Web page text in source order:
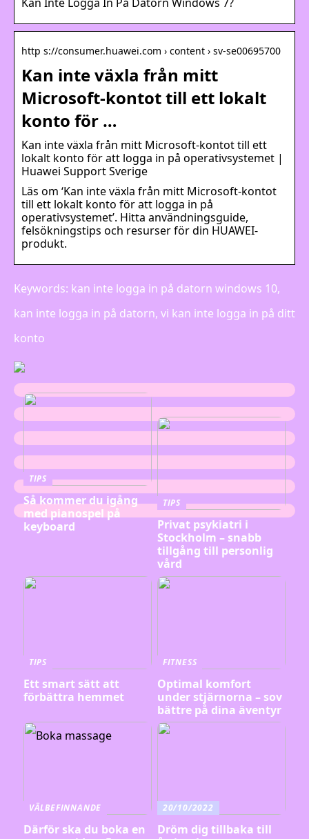
http s://consumer.huawei.com › content › sv-se00695700
Kan inte växla från mitt
Microsoft-kontot till ett lokalt
konto för …
Kan inte växla från mitt Microsoft-kontot till ett
lokalt konto för att logga in på operativsystemet |
Huawei Support Sverige
Läs om ‘Kan inte växla från mitt Microsoft-kontot
till ett lokalt konto för att logga in på
operativsystemet’. Hitta användningsguide,
felsökningstips och resurser för din HUAWEI-
produkt.
Keywords: kan inte logga in på datorn windows 10,
kan inte logga in på datorn, vi kan inte logga in på ditt
konto
TIPS
Så kommer du igång
med pianospel på
keyboard
TIPS
Privat psykiatri i
Stockholm – snabb
tillgång till personlig
vård
TIPS
Ett smart sätt att
förbättra hemmet
FITNESS
Optimal komfort
under stjärnorna – sov
bättre på dina äventyr
VÄLBEFINNANDE
Därför ska du boka en
20/10/2022
Dröm dig tillbaka till